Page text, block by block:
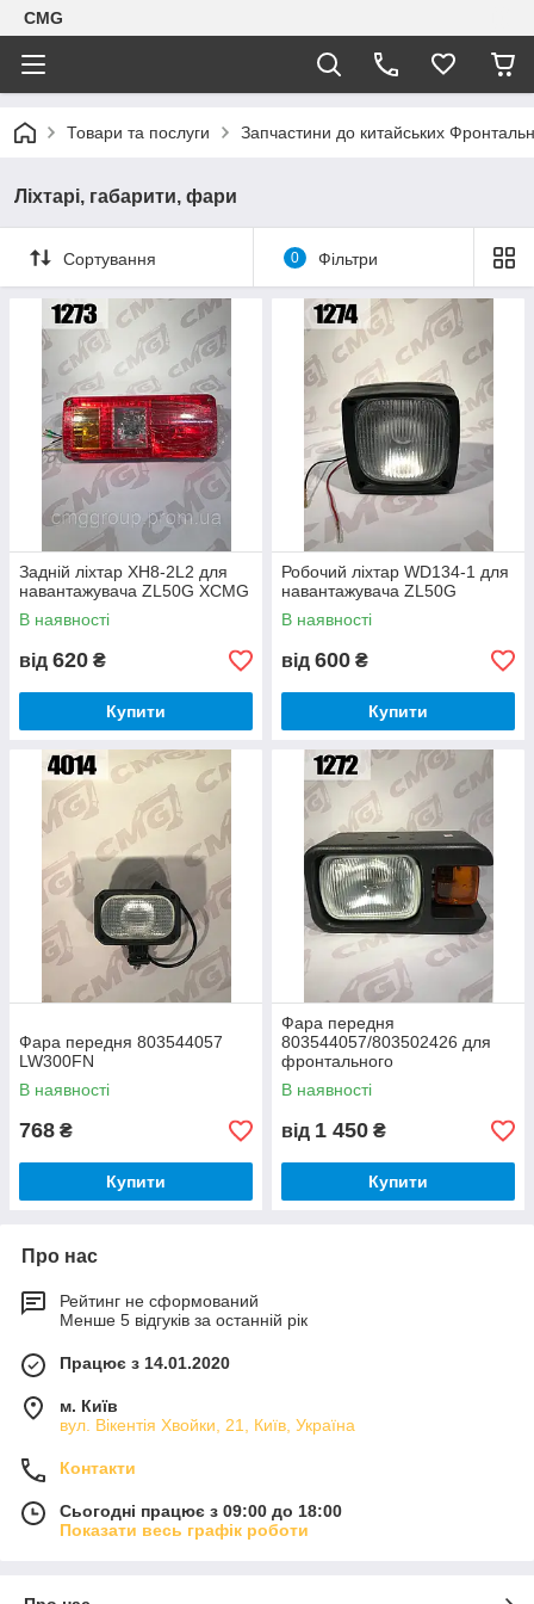
CMG
Товари та послуги Запчастини до китайських
Ліхтарі, габарити, фари
Сортування 0 Фільтри
Задній ліхтар XH8-2L2 для
навантажувача ZL50G XCMG
В наявності
від 620 ₴
Купити
Робочий ліхтар WD134-1 для
навантажувача ZL50G
В наявності
від 600 ₴
Купити
Фара передня 803544057
LW300FN
В наявності
768 ₴
Купити
Фара передня
803544057/803502426 для
фронтального
навантажувача LW300FN,
LW500FN, XCMG ZL50G
В наявності
від 1 450 ₴
Купити
Про нас
Рейтинг не сформований
Менше 5 відгуків за останній рік
Працює з 14.01.2020
м. Київ
вул. Вікентія Хвойки, 21, Київ, Україна
Контакти
Сьогодні працює з 09:00 до 18:00
Показати весь графік роботи